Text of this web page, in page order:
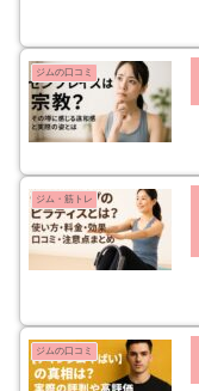
ジムの口コミ
ジム・筋トレ
ジムの口コミ